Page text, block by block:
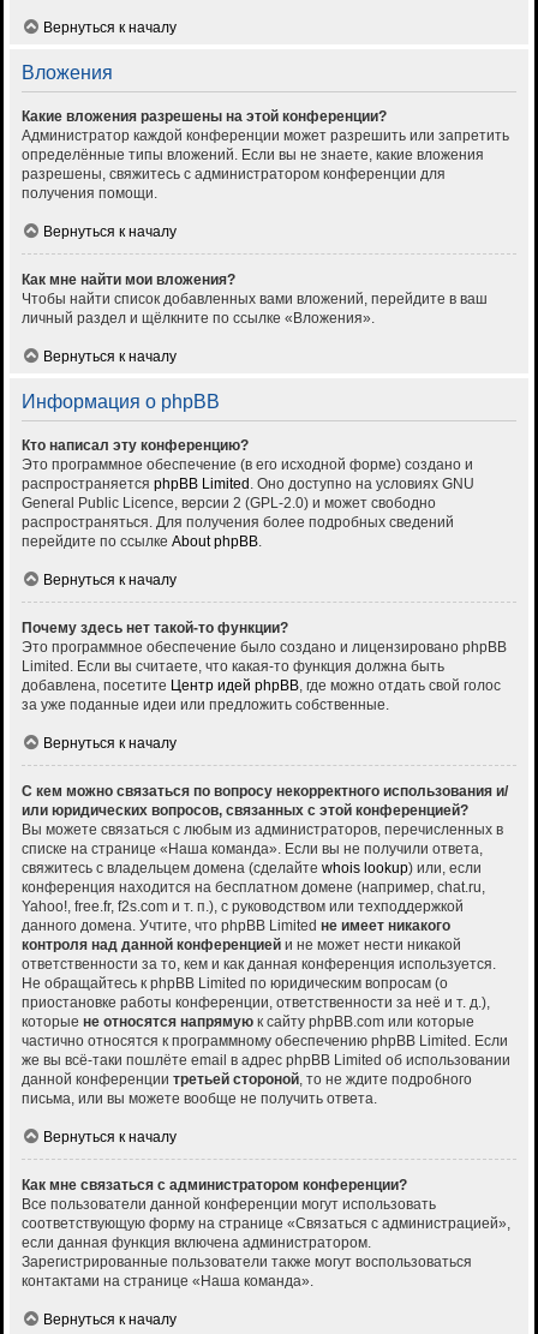
Вернуться к началу
Вложения
Какие вложения разрешены на этой конференции?
Администратор каждой конференции может разрешить или запретить
определённые типы вложений. Если вы не знаете, какие вложения
разрешены, свяжитесь с администратором конференции для
получения помощи.
Вернуться к началу
Как мне найти мои вложения?
Чтобы найти список добавленных вами вложений, перейдите в ваш
личный раздел и щёлкните по ссылке «Вложения».
Вернуться к началу
Информация о phpBB
Кто написал эту конференцию?
Это программное обеспечение (в его исходной форме) создано и
распространяется phpBB Limited . Оно доступно на условиях GNU
General Public Licence, версии 2 (GPL-2.0) и может свободно
распространяться. Для получения более подробных сведений
перейдите по ссылке About phpBB.
Вернуться к началу
Почему здесь нет такой-то функции?
Это программное обеспечение было создано и лицензировано phpBB
Limited. Если вы считаете, что какая-то функция должна быть
добавлена, посетите Центр идей phpBB, где можно отдать свой голос
за уже поданные идеи или предложить собственные.
Вернуться к началу
С кем можно связаться по вопросу некорректного использования и/
или юридических вопросов, связанных с этой конференцией?
Вы можете связаться с любым из администраторов, перечисленных в
списке на странице «Наша команда». Если вы не получили ответа,
свяжитесь с владельцем домена (сделайте whois lookup) или, если
конференция находится на бесплатном домене (например, chat.ru,
Yahoo!, free.fr, f2s.com и т. п.), с руководством или техподдержкой
данного домена. Учтите, что phpBB Limited не имеет никакого
контроля над данной конференцией и не может нести никакой
ответственности за то, кем и как данная конференция используется.
Не обращайтесь к phpBB Limited по юридическим вопросам (о
приостановке работы конференции, ответственности за неё и т. д.),
которые не относятся напрямую к сайту phpBB.com или которые
частично относятся к программному обеспечению phpBB Limited. Если
же вы всё-таки пошлёте email в адрес phpBB Limited об использовании
данной конференции третьей стороной, то не ждите подробного
письма, или вы можете вообще не получить ответа.
Вернуться к началу
Как мне связаться с администратором конференции?
Все пользователи данной конференции могут использовать
соответствующую форму на странице «Связаться с администрацией»,
если данная функция включена администратором.
Зарегистрированные пользователи также могут воспользоваться
контактами на странице «Наша команда».
Вернуться к началу